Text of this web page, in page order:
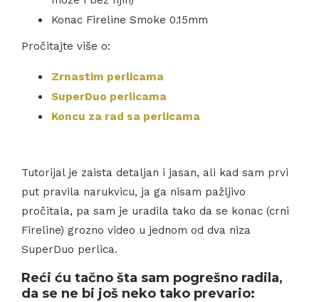
Konac Fireline Smoke 0.15mm
Pročitajte više o:
Zrnastim perlicama
SuperDuo perlicama
Koncu za rad sa perlicama
Tutorijal je zaista detaljan i jasan, ali kad sam prvi
put pravila narukvicu, ja ga nisam pažljivo
pročitala, pa sam je uradila tako da se konac (crni
Fireline) grozno video u jednom od dva niza
SuperDuo perlica.
Reći ću tačno šta sam pogrešno radila,
da se ne bi još neko tako prevario: